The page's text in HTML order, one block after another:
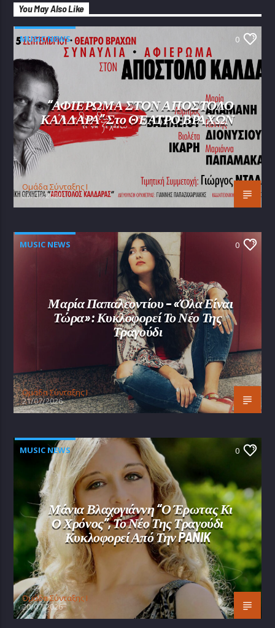
You May Also Like
MUSIC NEWS 0
“ΑΦΙΕΡΩΜΑ ΣΤΟΝ ΑΠΟΣΤΟΛΟ
ΚΑΛΔΑΡΑ” Στο ΘΕΑΤΡΟ ΒΡΑΧΩΝ
Oμάδα Σύνταξης Ι
25/07/2026
MUSIC NEWS 0
Μαρία Παπαλεοντίου – «Όλα Είναι
Τώρα»: Κυκλοφορεί Το Νέο Της
Τραγούδι
Oμάδα Σύνταξης Ι
21/07/2026
MUSIC NEWS 0
Μάνια Βλαχογιάννη “Ο Έρωτας Κι
Ο Χρόνος”, Το Νέο Της Τραγούδι
Κυκλοφορεί Από Την PANIK
Oμάδα Σύνταξης Ι
20/07/2026